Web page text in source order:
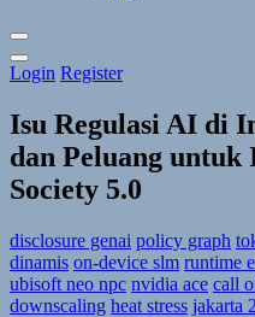
Toggle
Theme
Login Register
Isu Regulasi AI di
dan Peluang
Society 5.0
disclosure genai policy graph
dinamis on-device slm runtime
ubisoft neo npc nvidia ace call
downscaling heat stress jakarta